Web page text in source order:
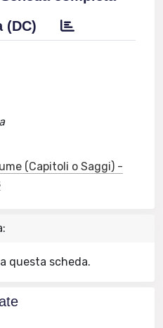
(DC)
(Capitoli o Saggi) -
questa scheda.